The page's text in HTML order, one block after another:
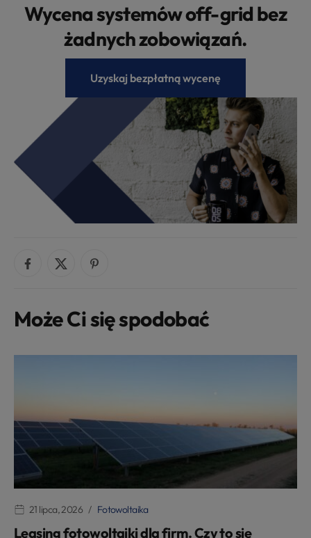
Wycena systemów off-grid bez
żadnych zobowiązań.
Uzyskaj bezpłatną wycenę
Może Ci się spodobać
21 lipca, 2026 Fotowoltaika
Leasing fotowoltaiki dla firm. Czy to się